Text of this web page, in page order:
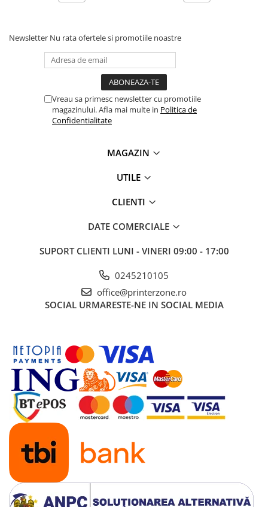
Newsletter Nu rata ofertele si promotiile noastre
Vreau sa primesc newsletter cu promotiile
magazinului. Afla mai multe in Politica de
Confidentialitate
MAGAZIN
UTILE
CLIENTI
DATE COMERCIALE
SUPORT CLIENTI LUNI - VINERI 09:00 - 17:00
0245210105
office@printerzone.ro
SOCIAL URMARESTE-NE IN SOCIAL MEDIA